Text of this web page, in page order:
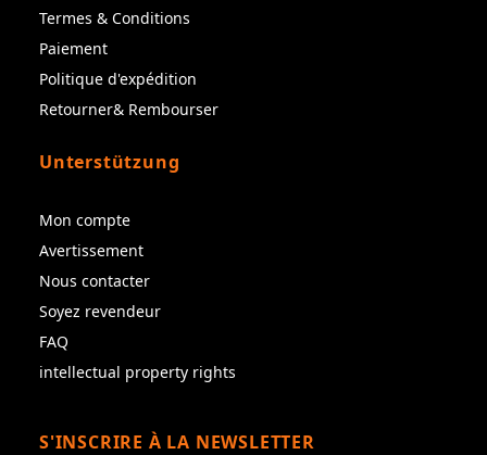
Termes & Conditions
Paiement
Politique d'expédition
Retourner& Rembourser
Unterstützung
Mon compte
Avertissement
Nous contacter
Soyez revendeur
FAQ
intellectual property rights
S'INSCRIRE À LA NEWSLETTER